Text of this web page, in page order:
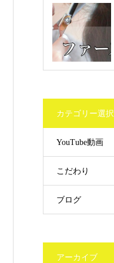
カテゴリー選択
YouTube動画
こだわり
ブログ
アーカイブ